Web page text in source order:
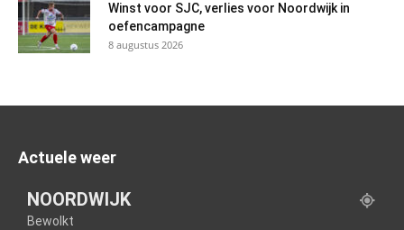
Winst voor SJC, verlies voor Noordwijk in
oefencampagne
8 augustus 2026
Actuele weer
NOORDWIJK
Bewolkt